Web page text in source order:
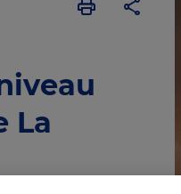
ImprimerCopier
La